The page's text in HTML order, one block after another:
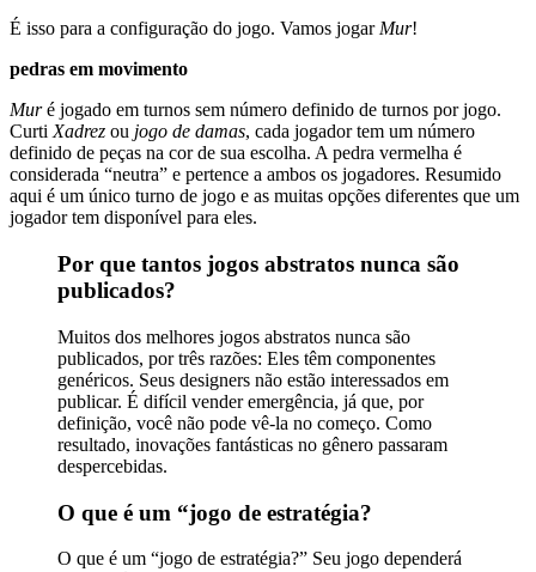
É isso para a configuração do jogo. Vamos jogarMur!
pedras em movimento
Muré jogado em turnos sem número definido de turnos por jogo.
CurtiXadrez ou jogo de damas, cada jogador tem um número
definido de peças na cor de sua escolha. A pedra vermelha é
considerada “neutra” e pertence a ambos os jogadores. Resumido
aqui é um único turno de jogo e as muitas opções diferentes que um
jogador tem disponível para eles.
Por que tantos jogos abstratos nunca são
publicados?
Muitos dos melhores jogos abstratos nunca são
publicados, por três razões: Eles têm componentes
genéricos. Seus designers não estão interessados ​​em
publicar. É difícil vender emergência, já que, por
definição, você não pode vê-la no começo. Como
resultado, inovações fantásticas no gênero passaram
despercebidas.
O que é um “jogo de estratégia?
O que é um “jogo de estratégia?” Seu jogo dependerá